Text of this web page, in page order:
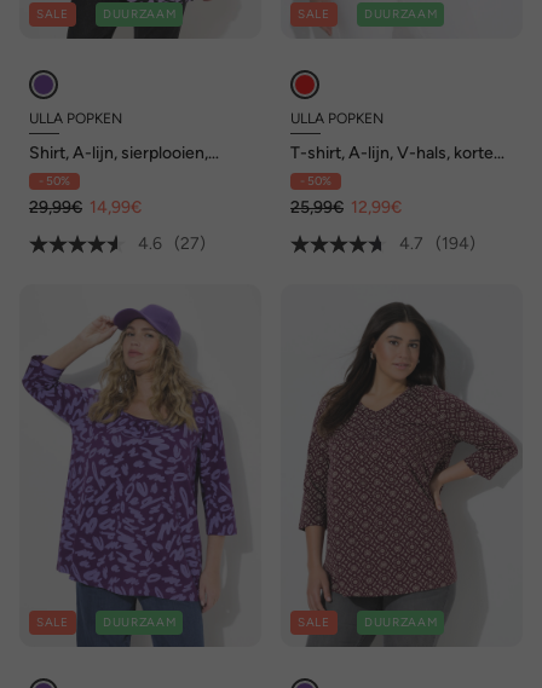
SALE DUURZAAM
ULLA POPKEN
Shirt, A-lijn, sierplooien,
carréhals, 3/4-mouwen
- 50%
29,99€ 14,99€
4.6
(27)
SALE DUURZAAM
ULLA POPKEN
T-shirt, A-lijn, V-hals, korte
mouwen
- 50%
25,99€ 12,99€
4.7
(194)
SALE DUURZAAM SALE DUURZAAM